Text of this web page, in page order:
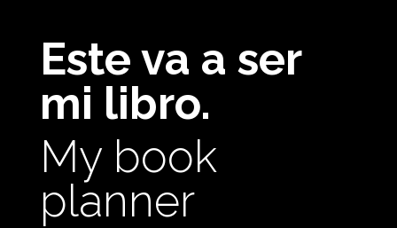
Este va a ser
mi libro.
My book
planner